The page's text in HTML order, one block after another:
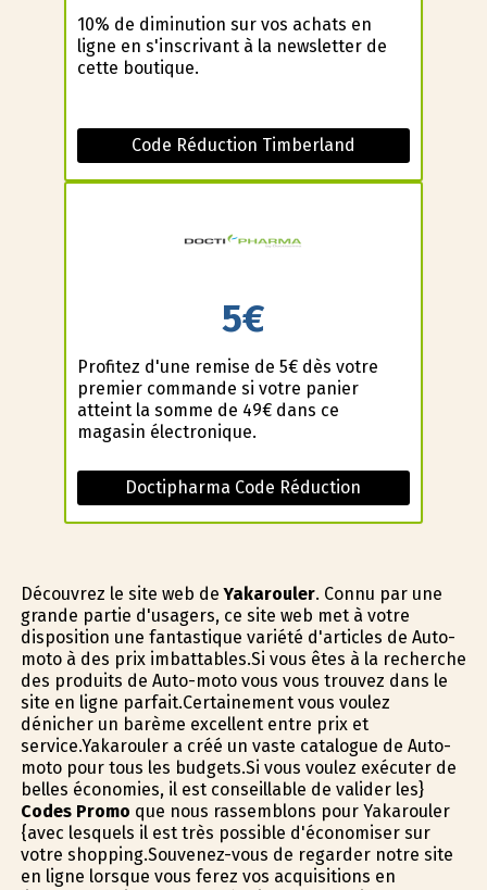
10% de diminution sur vos achats en
ligne en s'inscrivant à la newsletter de
cette boutique.
Code Réduction Timberland
5€
Profitez d'une remise de 5€ dès votre
premier commande si votre panier
atteint la somme de 49€ dans ce
magasin électronique.
Doctipharma Code Réduction
Découvrez le site web deYakarouler. Connu par une
grande partie d'usagers, ce site web met à votre
disposition une fantastique variété d'articles de Auto-
moto à des prix imbattables.Si vous êtes à la recherche
des produits de Auto-moto vous vous trouvez dans le
site en ligne parfait.Certainement vous voulez
dénicher un barème excellent entre prix et
service.Yakarouler a créé un vaste catalogue de Auto-
moto pour tous les budgets.Si vous voulez exécuter de
belles économies, il est conseillable de valider les}
Codes Promo que nous rassemblons pour Yakarouler
{avec lesquels il est très possible d'économiser sur
votre shopping.Souvenez-vous de regarder notre site
en ligne lorsque vous ferez vos acquisitions en